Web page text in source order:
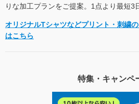
りな加工プランをご提案。1点より最短3
オリジナルTシャツなどプリント・刺繍
はこちら
特集・キャンペ